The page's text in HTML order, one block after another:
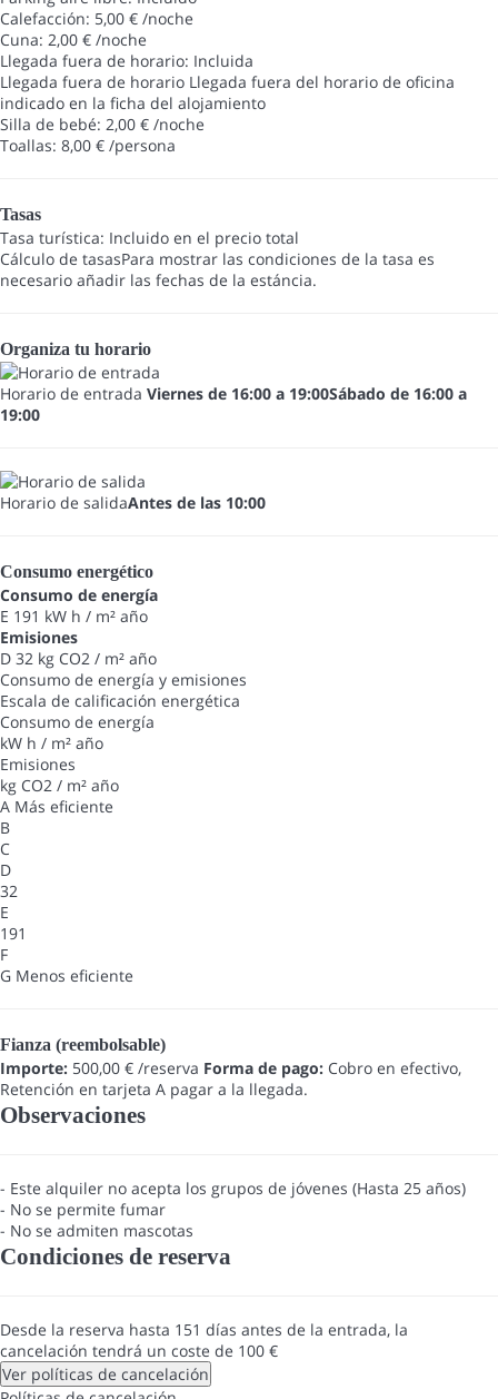
Calefacción: 5,00 € /noche
Cuna: 2,00 € /noche
Llegada fuera de horario: Incluida
Llegada fuera de horario Llegada fuera del horario de oficina
indicado en la ficha del alojamiento
Silla de bebé: 2,00 € /noche
Toallas: 8,00 € /persona
Tasas
Tasa turística: Incluido en el precio total
Cálculo de tasasPara mostrar las condiciones de la tasa es
necesario añadir las fechas de la estáncia.
Organiza tu horario
Horario de entrada Viernes de 16:00 a 19:00Sábado de 16:00 a
19:00
Horario de salidaAntes de las 10:00
Consumo energético
Consumo de energía
E 191 kW h / m² año
Emisiones
D 32 kg CO2 / m² año
Consumo de energía y emisiones
Escala de calificación energética
Consumo de energía
kW h / m² año
Emisiones
kg CO2 / m² año
A Más eficiente
B
C
D
32
E
191
F
G Menos eficiente
Fianza (reembolsable)
Importe: 500,00 € /reserva Forma de pago: Cobro en efectivo,
Retención en tarjeta A pagar a la llegada.
Observaciones
- Este alquiler no acepta los grupos de jóvenes (Hasta 25 años)
- No se permite fumar
- No se admiten mascotas
Condiciones de reserva
Desde la reserva hasta 151 días antes de la entrada, la
cancelación tendrá un coste de 100 €
Ver políticas de cancelación